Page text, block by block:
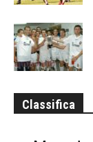
Classifica